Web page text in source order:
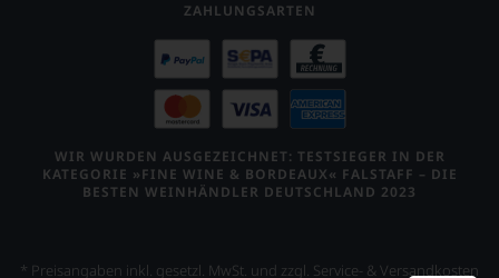
ZAHLUNGSARTEN
WIR WURDEN AUSGEZEICHNET: TESTSIEGER IN DER
KATEGORIE »FINE WINE & BORDEAUX« FALSTAFF – DIE
BESTEN WEINHÄNDLER DEUTSCHLAND 2023
* Preisangaben inkl. gesetzl. MwSt. und zzgl. Service- & Versandkosten